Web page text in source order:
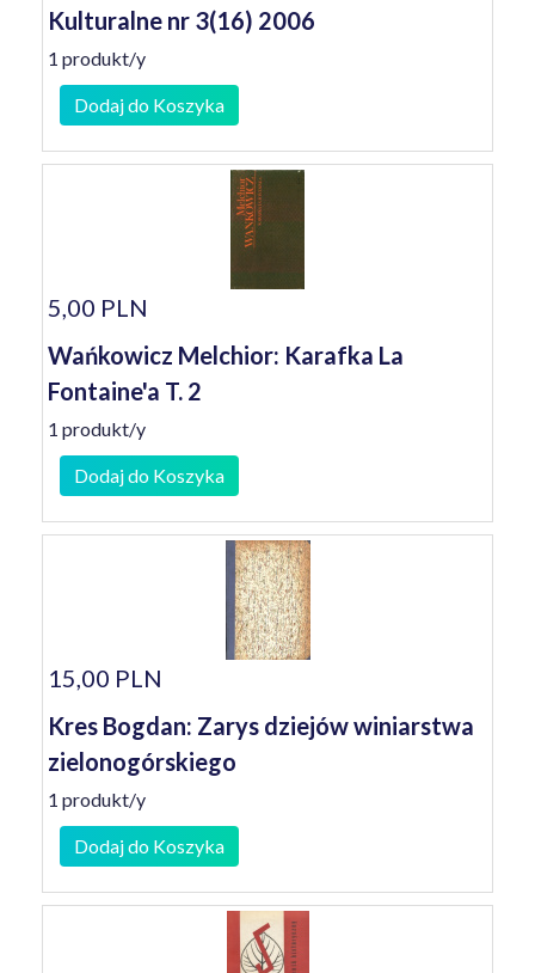
Kulturalne nr 3(16) 2006
1 produkt/y
Dodaj do Koszyka
5,00 PLN
Wańkowicz Melchior: Karafka La
Fontaine'a T. 2
1 produkt/y
Dodaj do Koszyka
15,00 PLN
Kres Bogdan: Zarys dziejów winiarstwa
zielonogórskiego
1 produkt/y
Dodaj do Koszyka